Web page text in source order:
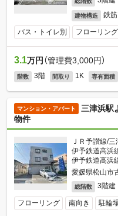
建物構造 鉄
バス・トイレ別 フローリング
3.1万円 （管理費3,000円）
階数 3階 間取り 1K 専有面積
マンション・アパート
三津浜駅
物件
ＪＲ予讃線/
伊予鉄道高浜
伊予鉄道高浜
愛媛県松山市
総階数 3階建
フローリング 南向き 駐輪